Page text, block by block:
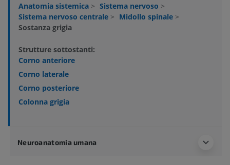
Anatomia sistemica > Sistema nervoso >
Sistema nervoso centrale > Midollo spinale >
Sostanza grigia
Strutture sottostanti:
Corno anteriore
Corno laterale
Corno posteriore
Colonna grigia
Neuroanatomia umana